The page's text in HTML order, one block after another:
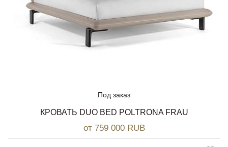
Под заказ
КРОВАТЬ DUO BED POLTRONA FRAU
от 759 000 RUB